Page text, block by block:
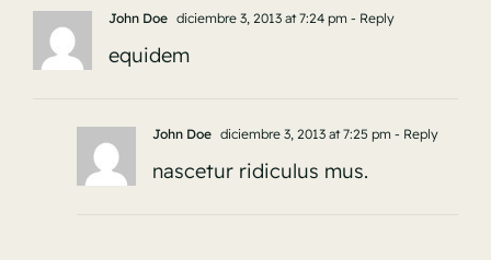
John Doe diciembre 3, 2013 at 7:24 pm - Reply
equidem
John Doe diciembre 3, 2013 at 7:25 pm - Reply
nascetur ridiculus mus.